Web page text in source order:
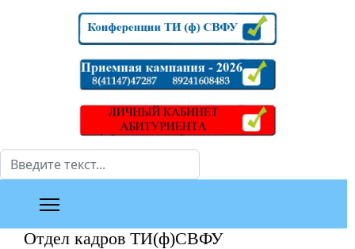
Поиск
Отдел кадров ТИ(ф)СВФУ